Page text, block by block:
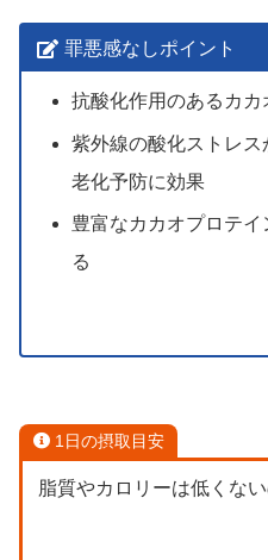
罪悪感なしポイント
抗酸化作用のあるカ
紫外線の酸化ストレ
老化予防に効果
豊富なカカオプロテ
る
1日の摂取目安
脂質やカロリーは低くな